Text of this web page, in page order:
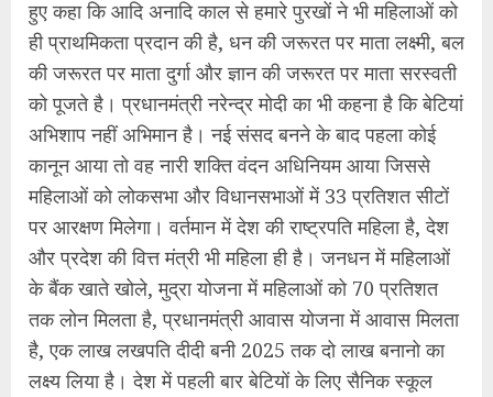
हुए कहा कि आदि अनादि काल से हमारे पुरखों ने भी महिलाओं को
ही प्राथमिकता प्रदान की है, धन की जरूरत पर माता लक्ष्मी, बल
की जरूरत पर माता दुर्गा और ज्ञान की जरूरत पर माता सरस्वती
को पूजते है। प्रधानमंत्री नरेन्द्र मोदी का भी कहना है कि बेटियां
अभिशाप नहीं अभिमान है। नई संसद बनने के बाद पहला कोई
कानून आया तो वह नारी शक्ति वंदन अधिनियम आया जिससे
महिलाओं को लोकसभा और विधानसभाओं में 33 प्रतिशत सीटों
पर आरक्षण मिलेगा। वर्तमान में देश की राष्ट्रपति महिला है, देश
और प्रदेश की वित्त मंत्री भी महिला ही है। जनधन में महिलाओं
के बैंक खाते खोले, मुद्रा योजना में महिलाओं को 70 प्रतिशत
तक लोन मिलता है, प्रधानमंत्री आवास योजना में आवास मिलता
है, एक लाख लखपति दीदी बनी 2025 तक दो लाख बनानो का
लक्ष्य लिया है। देश में पहली बार बेटियों के लिए सैनिक स्कूल